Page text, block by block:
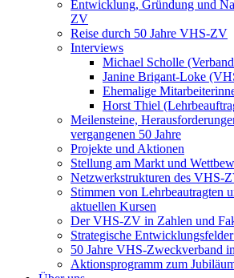
Entwicklung, Gründung und
ZV
Reise durch 50 Jahre VHS-ZV
Interviews
Michael Scholle
Janine Brigant-Loke
Ehemalige
Horst Thiel
Meilensteine,
vergangenen 50 Jahre
Projekte und Aktionen
Stellung am Markt und
Netzwerkstrukturen des VHS-
Stimmen von Lehrbeautragten
aktuellen Kursen
Der VHS-ZV in Zahlen und
Strategische
50 Jahre VHS-Zweckverband
Aktionsprogramm zum